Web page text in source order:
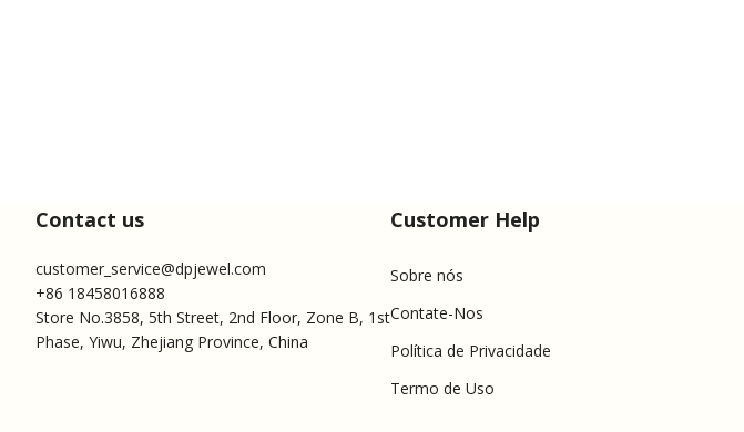
Contact us
customer_service@dpjewel.com
+86 18458016888
Store No.3858, 5th Street, 2nd Floor, Zone B, 1st
Phase, Yiwu, Zhejiang Province, China
Customer Help
Sobre nós
Contate-Nos
Política de Privacidade
Termo de Uso